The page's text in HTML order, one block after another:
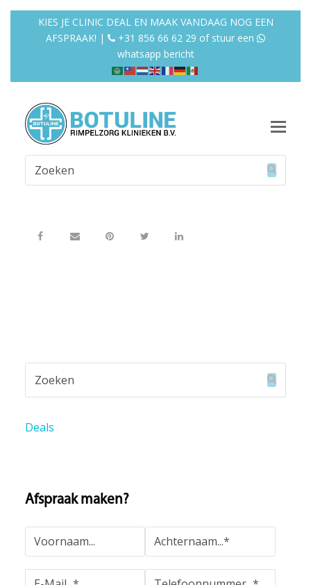
KIES JE CLINIC DEAL EN MAAK VANDAAG NOG EEN
AFSPRAAK! |
+31 856 66 62 29 of stuur een
whatsapp bericht
Zoeken
Deals
Afspraak maken?